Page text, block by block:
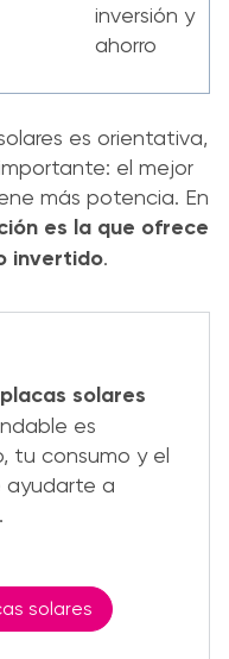
inversión y
ahorro
es orientativa,
el mejor
más potencia. En
es la que ofrece
invertido.
placas solares
es
tu consumo y el
ayudarte a
solares